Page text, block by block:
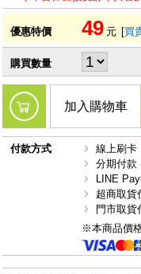
優惠特價 49 元 [買
購買數量
加入購物車
付款方式
線上刷卡
分期付款
LINE
超商取貨
門市取貨
※本商品價